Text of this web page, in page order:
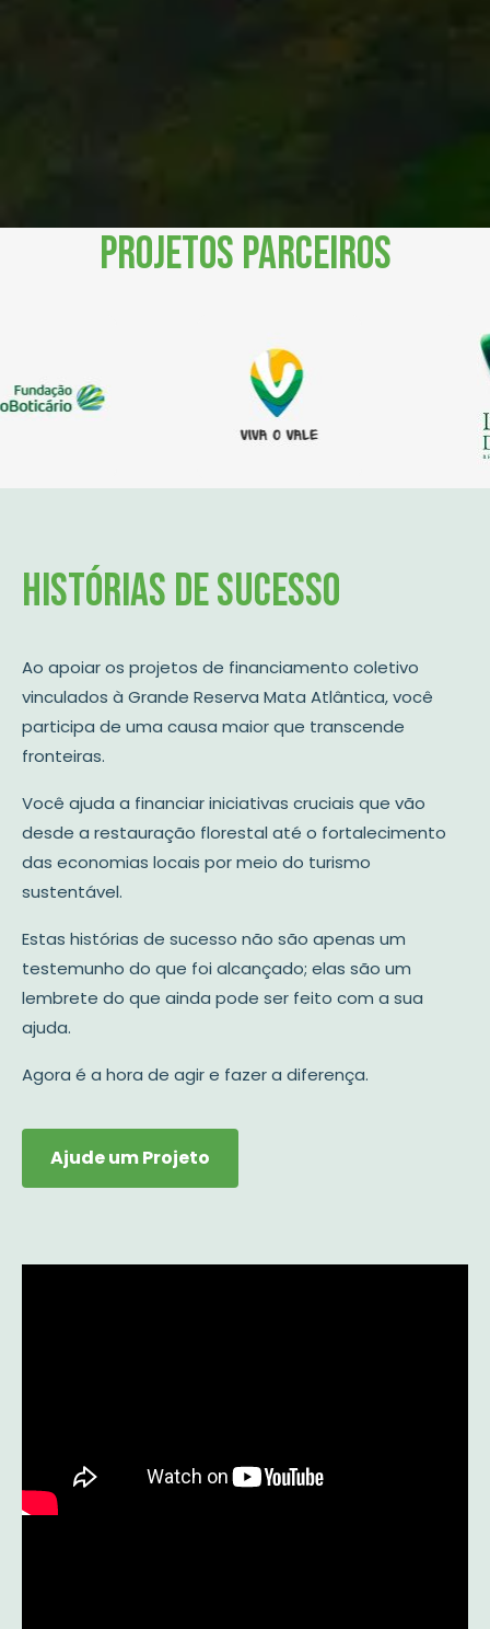
Projetos parceiros
Histórias de Sucesso
Ao apoiar os projetos de financiamento coletivo
vinculados à Grande Reserva Mata Atlântica, você
participa de uma causa maior que transcende
fronteiras.
Você ajuda a financiar iniciativas cruciais que vão
desde a restauração florestal até o fortalecimento
das economias locais por meio do turismo
sustentável.
Estas histórias de sucesso não são apenas um
testemunho do que foi alcançado; elas são um
lembrete do que ainda pode ser feito com a sua
ajuda.
Agora é a hora de agir e fazer a diferença.
Ajude um Projeto